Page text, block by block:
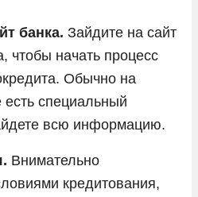
банка. Зайдите на сайт
чтобы начать процесс
Обычно на
есть специальный
всю информацию.
Внимательно
кредитования,